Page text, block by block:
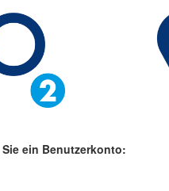
ein Benutzerkonto: